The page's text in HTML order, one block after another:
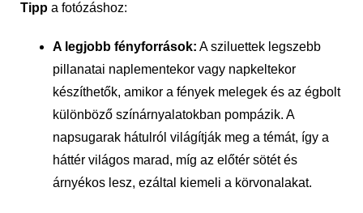
Tipp a fotózáshoz:
A legjobb fényforrások: A sziluettek legszebb
pillanatai naplementekor vagy napkeltekor
készíthetők, amikor a fények melegek és az égbolt
különböző színárnyalatokban pompázik. A
napsugarak hátulról világítják meg a témát, így a
háttér világos marad, míg az előtér sötét és
árnyékos lesz, ezáltal kiemeli a körvonalakat.